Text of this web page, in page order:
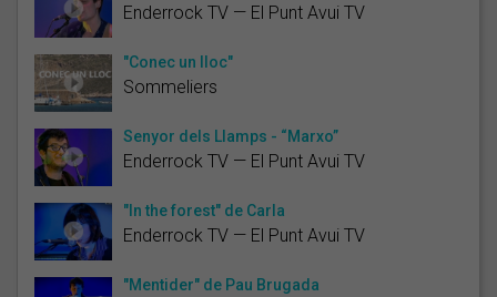
Enderrock TV — El Punt Avui TV
"Conec un lloc"
Sommeliers
Senyor dels Llamps - “Marxo”
Enderrock TV — El Punt Avui TV
"In the forest" de Carla
Enderrock TV — El Punt Avui TV
"Mentider" de Pau Brugada